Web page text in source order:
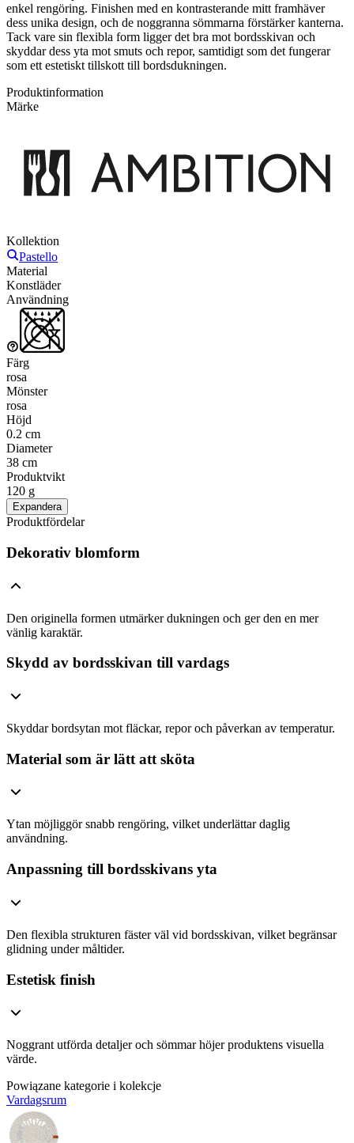
enkel rengöring. Finishen med en kontrasterande mitt framhäver
dess unika design, och de noggranna sömmarna förstärker kanterna.
Tack vare sin flexibla form ligger det bra mot bordsskivan och
skyddar dess yta mot smuts och repor, samtidigt som det fungerar
som ett estetiskt tillskott till bordsdukningen.
Produktinformation
Märke
Kollektion
Pastello
Material
Konstläder
Användning
Färg
rosa
Mönster
rosa
Höjd
0.2 cm
Diameter
38 cm
Produktvikt
120 g
Expandera
Produktfördelar
Dekorativ blomform
Den originella formen utmärker dukningen och ger den en mer
vänlig karaktär.
Skydd av bordsskivan till vardags
Skyddar bordsytan mot fläckar, repor och påverkan av temperatur.
Material som är lätt att sköta
Ytan möjliggör snabb rengöring, vilket underlättar daglig
användning.
Anpassning till bordsskivans yta
Den flexibla strukturen fäster väl vid bordsskivan, vilket begränsar
glidning under måltider.
Estetisk finish
Noggrant utförda detaljer och sömmar höjer produktens visuella
värde.
Powiązane kategorie i kolekcje
Vardagsrum